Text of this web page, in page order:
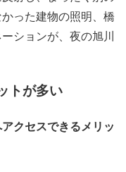
った建物の照明、橋
ションが、夜の旭川
トが多い
クセスできるメリッ